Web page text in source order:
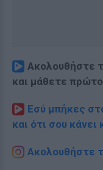
Ακολουθήστε
και μάθετε
Εσύ μπήκες
και ότι σου κάνει
Ακολουθήστε